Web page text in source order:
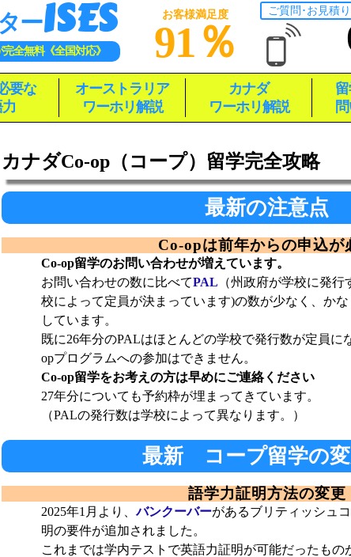
ーISES
全無料《全国対応》
お客様満足度
91％
ご質問･お見積
要な
オーストラリア
ワーホリ解説
カナダ
ワーホリ解説
カナダCo-op（コープ）留学完全攻略
最新の注意点
Co-opは前年からの申込が
Co-op留学のお問い合わせが増えています。
お問い合わせの数に比べてPAL （州政府が学校に発
校によって定員が決まっています)の数が少なく、か
しています。
既に26年分のPALはほとんどの学校で発行数が定員に
opプログラムへの参加はできません。
Co-op留学をお考えの方は早めにご連絡ください
27年分についても予約枠が埋まってきています。
（PALの発行数は学校によって異なります。）
最新 コープ留学の
語学力証明方法の変更
2025年1月より、バンクーバーがあるブリティッシュ
明の要件が追加されました。
これまでは学内テストで英語力証明が可能だったもの